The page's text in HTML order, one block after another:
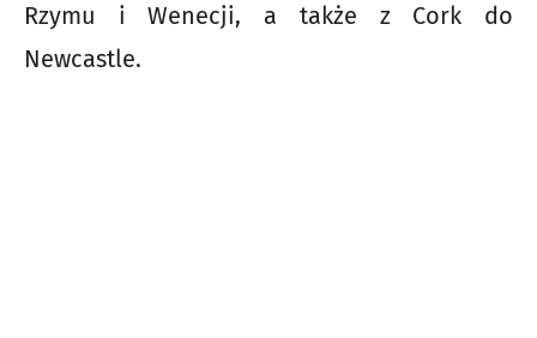
Rzymu i Wenecji, a także z Cork do
Newcastle.